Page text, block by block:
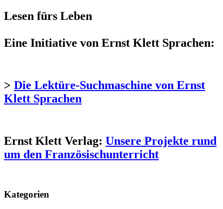
Lesen fürs Leben
Eine Initiative von Ernst Klett Sprachen:
> Die Lektüre-Suchmaschine von Ernst
Klett Sprachen
Ernst Klett Verlag: Unsere Projekte rund
um den Französischunterricht
Kategorien